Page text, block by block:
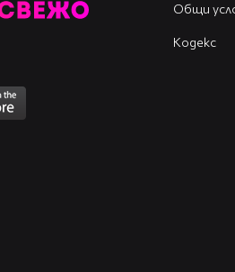
Общи
Кодекс